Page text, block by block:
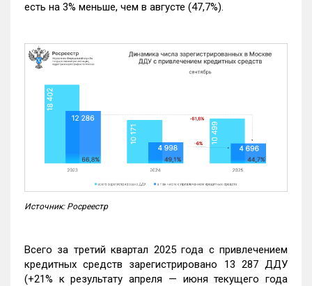
есть на 3% меньше, чем в августе (47,7%).
Источник: Росреестр
Всего за третий квартал 2025 года с привлечением
кредитных средств зарегистрировано 13 287 ДДУ
(+21% к результату апреля — июня текущего года